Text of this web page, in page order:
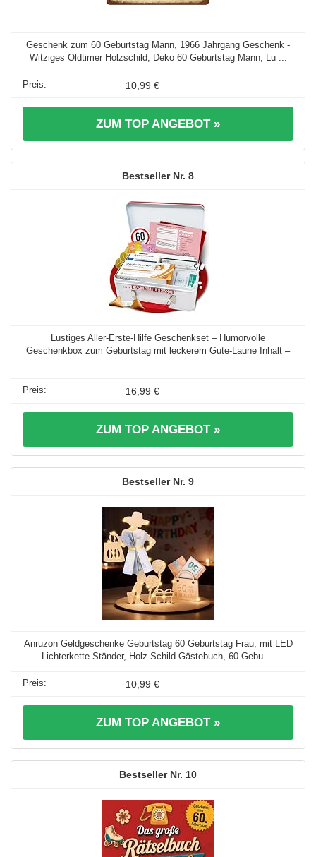
Geschenk zum 60 Geburtstag Mann, 1966 Jahrgang Geschenk -
Witziges Oldtimer Holzschild, Deko 60 Geburtstag Mann, Lu ...
10,99 €
ZUM TOP ANGEBOT »
8
Lustiges Aller-Erste-Hilfe Geschenkset – Humorvolle
Geschenkbox zum Geburtstag mit leckerem Gute-Laune Inhalt –
16,99 €
ZUM TOP ANGEBOT »
9
Anruzon Geldgeschenke Geburtstag 60 Geburtstag Frau, mit LED
Lichterkette Ständer, Holz-Schild Gästebuch, 60.Gebu ...
10,99 €
ZUM TOP ANGEBOT »
10